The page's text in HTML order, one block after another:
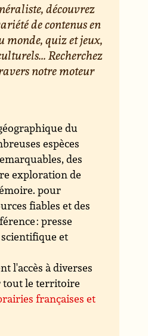
découvrez
de contenus en
monde, quiz et jeux,
Recherchez
notre moteur
du
espèces
des
exploration de
pour
fiables et des
: presse
et
l'accès à diverses
tout le territoire
françaises et